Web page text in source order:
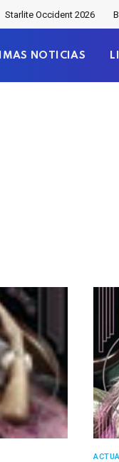
Starlite Occident 2026
NOTICIAS